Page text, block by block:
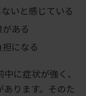
いと感じている
ある
になる
に症状が強く、
ります。そのた